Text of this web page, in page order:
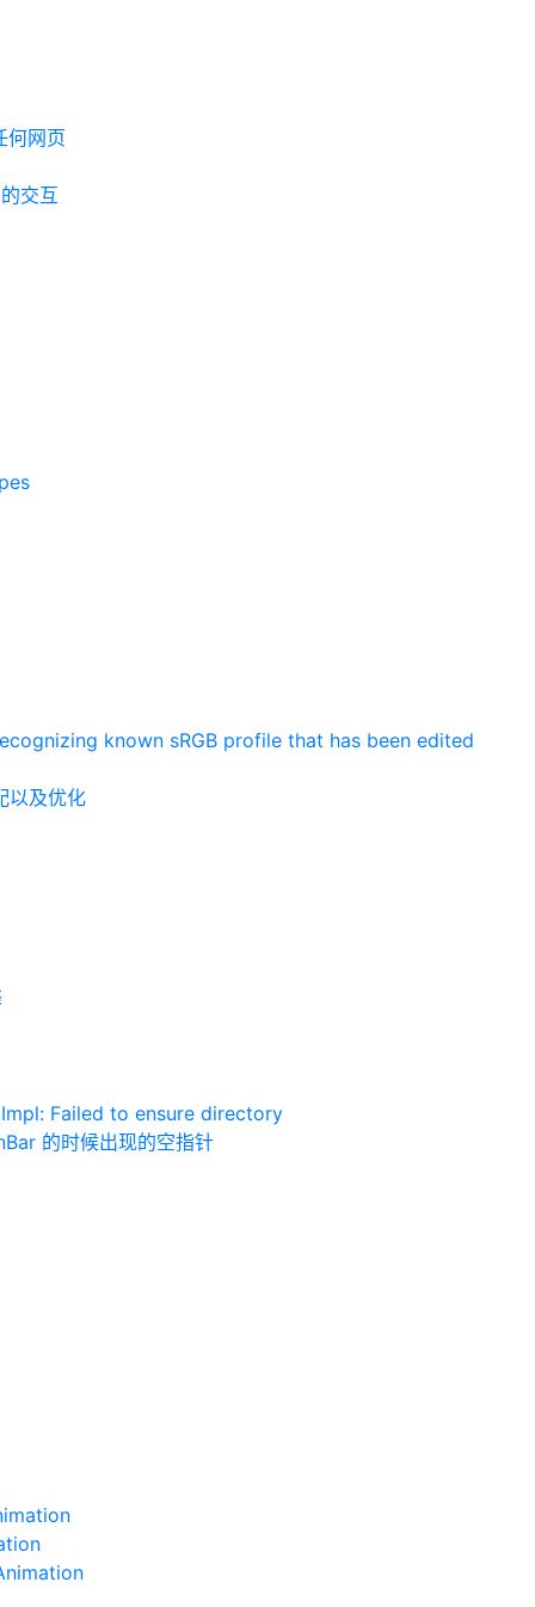
何网页
交互
known sRGB profile that has been edited
以及优化
Failed to ensure directory
的时候出现的空指针